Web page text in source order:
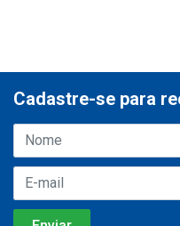
Cadastre-se para